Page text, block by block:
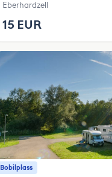
Eberhardzell
15 EUR
Bobilplass